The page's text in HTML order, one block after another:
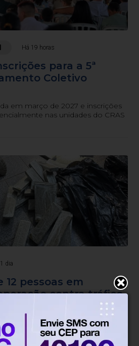
Há 19 horas
para a 5ª
Coletivo
em março de 2027 e inscrições
nas unidades do CRAS
dia
12 pessoas em
contra tráfico
de armas na Grande
Volta' cumpre 28 mandados de
incluindo Foz do Iguaçu, no